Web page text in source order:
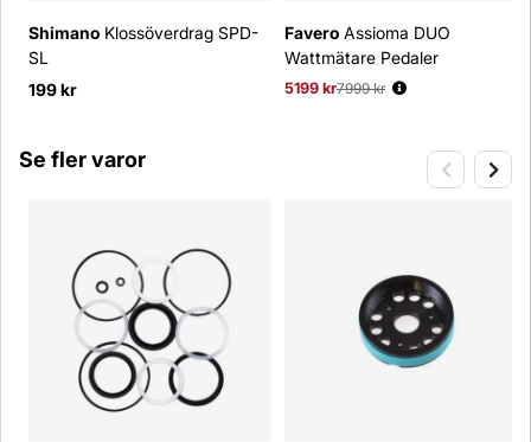
Shimano Klossöverdrag SPD-
SL
199 kr
Favero Assioma DUO
Wattmätare Pedaler
5199 kr
Ordinarie pris:
7999 kr
Se fler varor